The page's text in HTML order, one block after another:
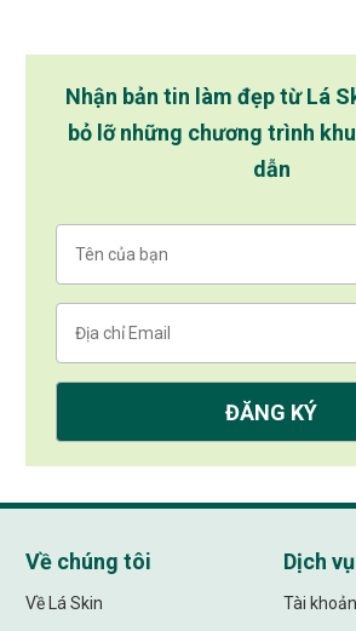
Nhận bản tin làm đẹp từ Lá
bỏ lỡ những chương trình
dẫn
Về chúng tôi
Về Lá Skin
Dịch
Tài khoản